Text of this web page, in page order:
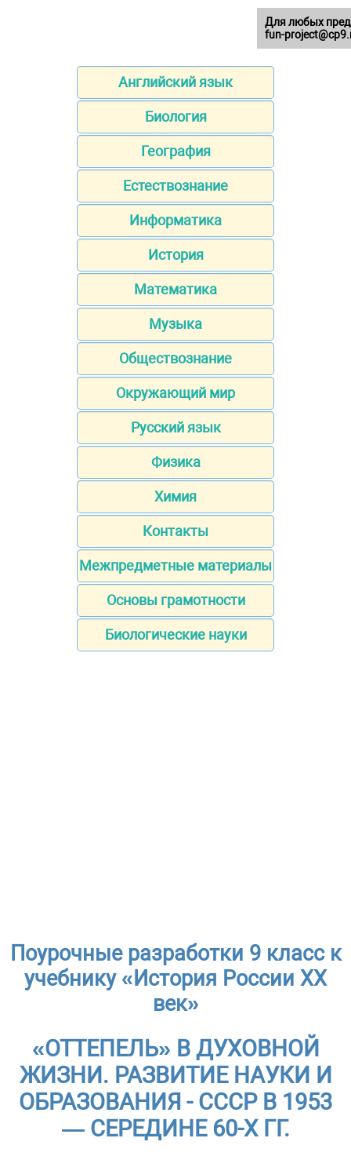
Английский язык
Биология
География
Естествознание
Информатика
История
Математика
Музыка
Обществознание
Окружающий мир
Русский язык
Физика
Химия
Контакты
Межпредметные материалы
Основы грамотности
Биологические науки
Поурочные разработки 9 класс к
учебнику «История России ХХ
век»
«ОТТЕПЕЛЬ» В ДУХОВНОЙ
ЖИЗНИ. РАЗВИТИЕ НАУКИ И
ОБРАЗОВАНИЯ - СССР В 1953
— СЕРЕДИНЕ 60-Х ГГ.
Для любых
fun-